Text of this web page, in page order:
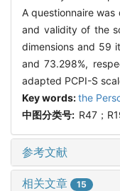
A questionnaire
and validity of the
dimensions and 59
and 73.298%,
adapted PCPI-S
Key words:the
中图分类号: R47；
参考文献
相关文章 15